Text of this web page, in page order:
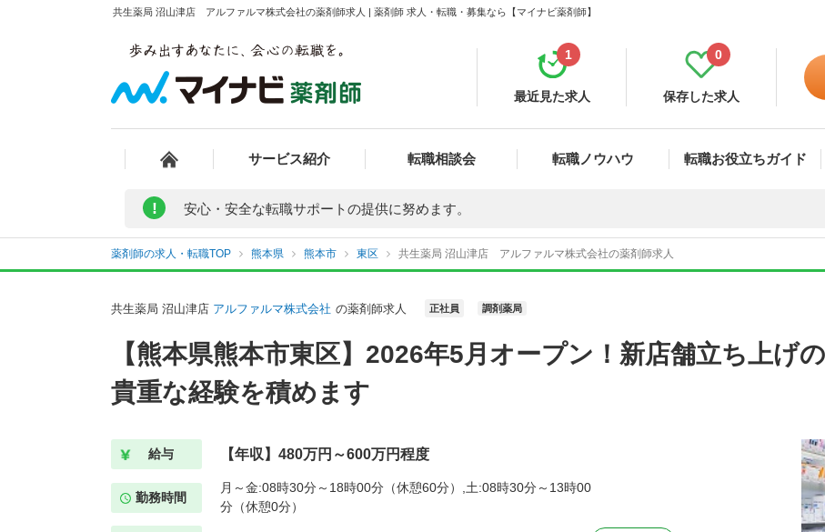
共生薬局 沼山津店 アルファルマ株式会社の薬剤師求人 | 薬剤師 求人・転職・募集なら【マイナビ薬剤師】
最近見た求人
1
保存した求人
0
サービス紹介 転職相談会 転職ノウハウ 転職お役立ちガイド
! 安心・安全な転職サポートの提供に努めます。
薬剤師の求人・転職TOP 熊本県 熊本市 東区 共生薬局 沼山津店 アルファルマ株式会社の薬剤師求人
共生薬局 沼山津店 アルファルマ株式会社 の薬剤師求人 正社員 調剤薬局
【熊本県熊本市東区】2026年5月オープン！新店舗立ち上げ
貴重な経験を積めます
給与 【年収】480万円～600万円程度
勤務時間
月～金:08時30分～18時00分（休憩60分）,土:08時30分～13時00
分（休憩0分）